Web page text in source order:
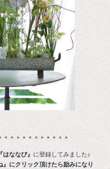
＊＊＊＊＊＊＊＊＊＊＊
ななび』 に登録してみました♪
にクリック頂けたら励みになり